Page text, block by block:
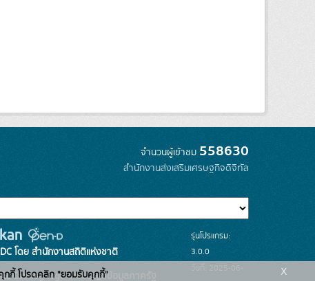
จำนวนผู้เข้าชม 558630
สำนักงานส่งเสริมเศรษฐกิจดิจิทัล
โดย สำนักงานสถิติแห่งชาติ
ระบบบัญชีข้อมูลภาครัฐ
รุ่นโปรแกรม:
3.0.0
วันที่: 2025-06-
กกี้ โปรดคลิก "ยอมรับคุกกี้" x